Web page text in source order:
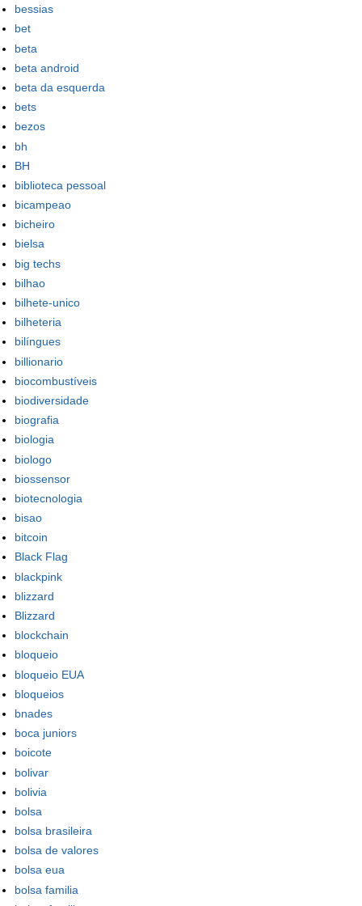
bessias
bet
beta
beta android
beta da esquerda
bets
bezos
bh
BH
biblioteca pessoal
bicampeao
bicheiro
bielsa
big techs
bilhao
bilhete-unico
bilheteria
bilíngues
billionario
biocombustíveis
biodiversidade
biografia
biologia
biologo
biossensor
biotecnologia
bisao
bitcoin
Black Flag
blackpink
blizzard
Blizzard
blockchain
bloqueio
bloqueio EUA
bloqueios
bnades
boca juniors
boicote
bolivar
bolivia
bolsa
bolsa brasileira
bolsa de valores
bolsa eua
bolsa familia